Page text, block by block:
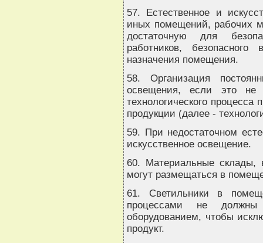
57. Естественное и
иных помещений, рабочих
достаточную для
работников,
назначения помещения.
58. Организация
освещения, если это не
технологического
продукции (далее -
59. При недостаточном
искусственное освещение.
60. Материальные склады,
могут размещаться в
61. Светильники в
процессами не должны
оборудованием, чтобы
продукт.